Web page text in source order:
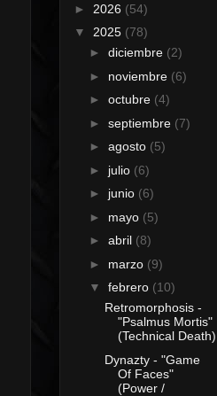
► 2026 (54)
▼ 2025 (78)
► diciembre (2)
► noviembre (6)
► octubre (4)
► septiembre (7)
► agosto (5)
► julio (6)
► junio (6)
► mayo (5)
► abril (8)
► marzo (9)
▼ febrero (10)
Retromorphosis -
"Psalmus Mortis"
(Technical Death)
Dynazty - "Game
Of Faces"
(Power /